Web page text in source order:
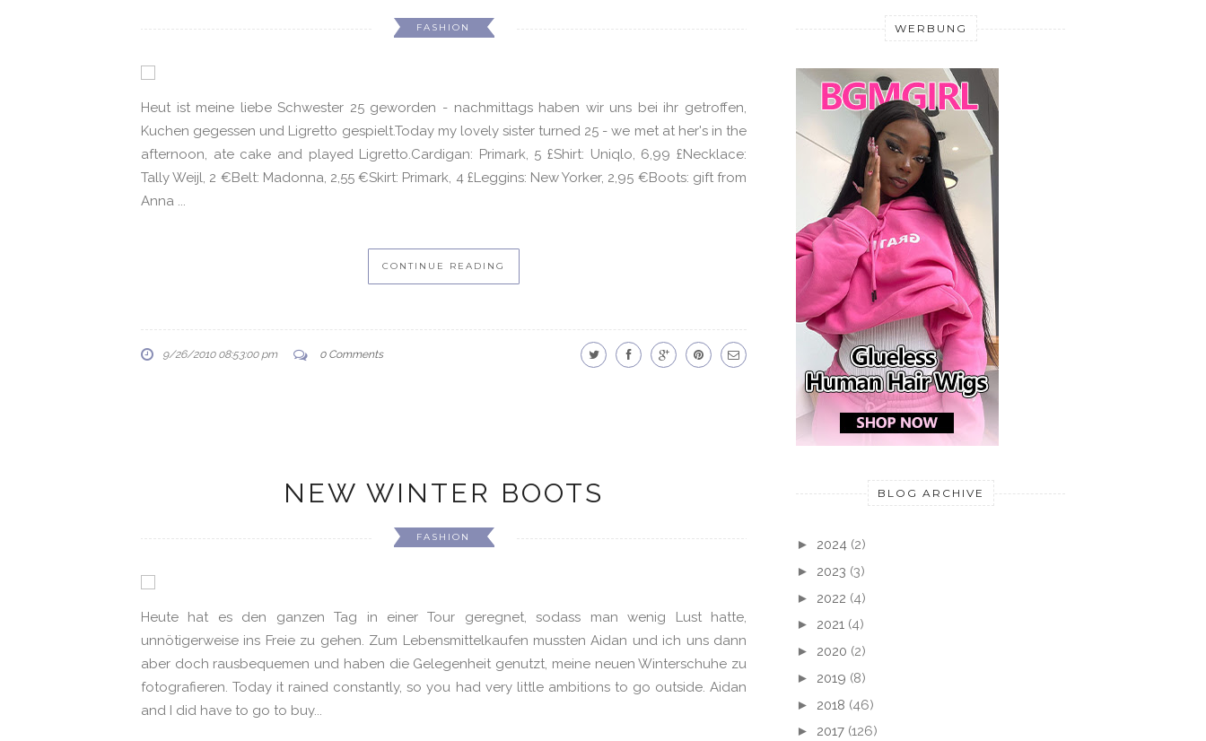
FASHION
Heut ist meine liebe Schwester 25 geworden - nachmittags haben wir uns bei ihr getroffen,
Kuchen gegessen und Ligretto gespielt.Today my lovely sister turned 25 - we met at her's in the
afternoon, ate cake and played Ligretto.Cardigan: Primark, 5 £Shirt: Uniqlo, 6,99 £Necklace:
Tally Weijl, 2 €Belt: Madonna, 2,55 €Skirt: Primark, 4 £Leggins: New Yorker, 2,95 €Boots: gift from
Anna ...
CONTINUE READING
9/26/2010 08:53:00 pm 0 Comments
NEW WINTER BOOTS
FASHION
Heute hat es den ganzen Tag in einer Tour geregnet, sodass man wenig Lust hatte,
unnötigerweise ins Freie zu gehen. Zum Lebensmittelkaufen mussten Aidan und ich uns dann
aber doch rausbequemen und haben die Gelegenheit genutzt, meine neuen Winterschuhe zu
fotografieren. Today it rained constantly, so you had very little ambitions to go outside. Aidan
and I did have to go to buy...
WERBUNG
BLOG ARCHIVE
► 2024 (2)
► 2023 (3)
► 2022 (4)
► 2021 (4)
► 2020 (2)
► 2019 (8)
► 2018 (46)
► 2017 (126)